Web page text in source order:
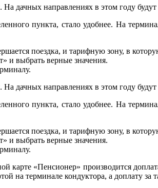
дачных направлениях в этом году
пункта, стало удобнее. На
поездка, и тарифную зону, в
и выбрать верные значения.
дачных направлениях в этом году
пункта, стало удобнее. На
поездка, и тарифную зону, в
и выбрать верные значения.
«Пенсионер» производится
на терминале кондуктора, а доплату